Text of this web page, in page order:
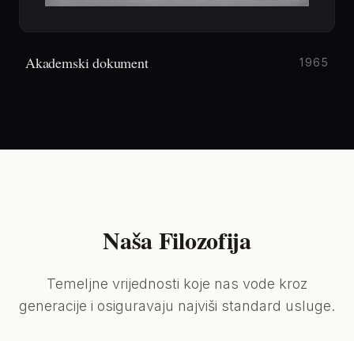
Akademski dokument 1965
Naša Filozofija
Temeljne vrijednosti koje nas vode kroz
generacije i osiguravaju najviši standard usluge.